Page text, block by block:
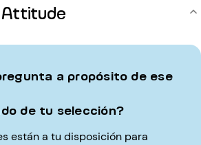
Attitude
a propósito de ese
de tu selección?
están a tu disposición para